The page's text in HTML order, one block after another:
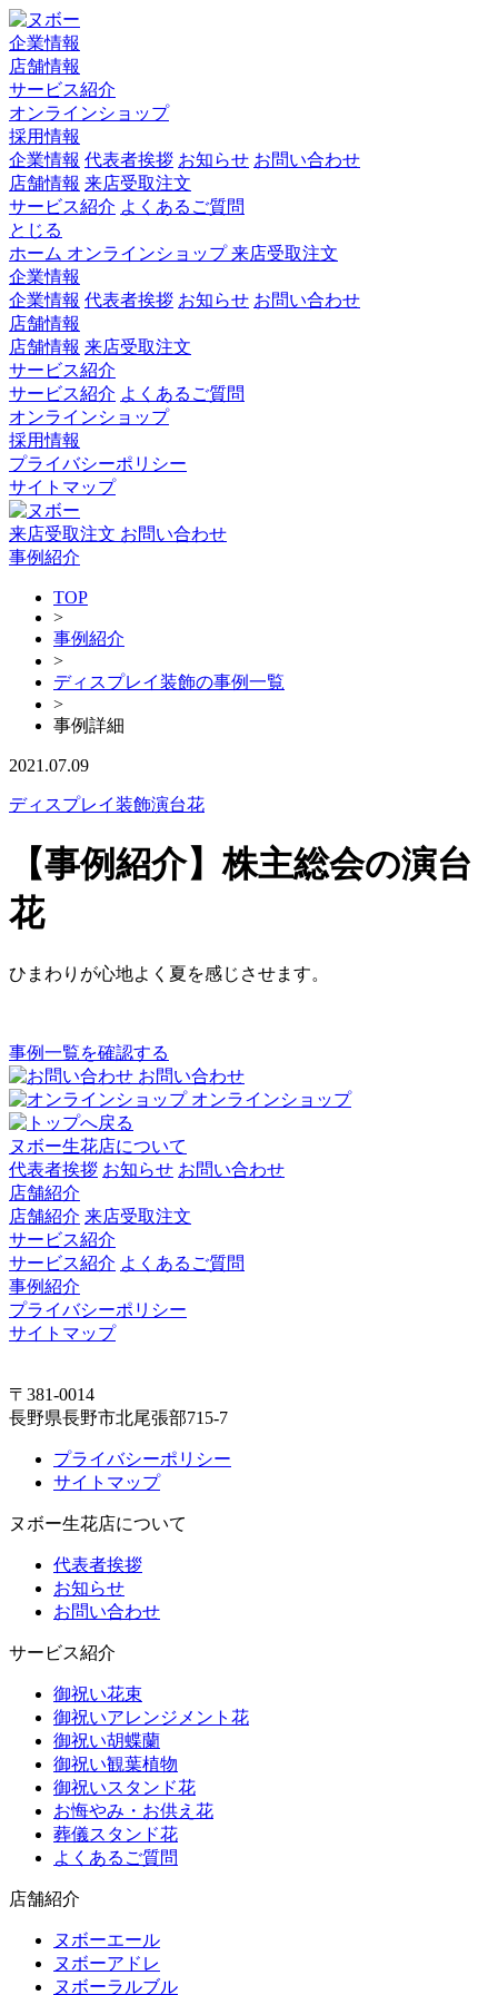
企業情報
店舗情報
サービス紹介
オンラインショップ
採用情報
企業情報 代表者挨拶 お知らせ お問い合わせ
店舗情報 来店受取注文
サービス紹介 よくあるご質問
とじる
ホーム オンラインショップ来店受取注文
企業情報
企業情報 代表者挨拶 お知らせ お問い合わせ
店舗情報
店舗情報 来店受取注文
サービス紹介
サービス紹介 よくあるご質問
オンラインショップ
採用情報
プライバシーポリシー
サイトマップ
来店受取注文 お問い合わせ
事例紹介
TOP
>
事例紹介
>
ディスプレイ装飾の事例一覧
>
事例詳細
2021.07.09
ディスプレイ装飾演台花
【事例紹介】株主総会の演台
花
ひまわりが心地よく夏を感じさせます。
事例一覧を確認する
お問い合わせ
オンラインショップ
ヌボー生花店について
代表者挨拶 お知らせ お問い合わせ
店舗紹介
店舗紹介 来店受取注文
サービス紹介
サービス紹介 よくあるご質問
事例紹介
プライバシーポリシー
サイトマップ
〒381-0014
長野県長野市北尾張部715-7
プライバシーポリシー
サイトマップ
ヌボー生花店について
代表者挨拶
お知らせ
お問い合わせ
サービス紹介
御祝い花束
御祝いアレンジメント花
御祝い胡蝶蘭
御祝い観葉植物
御祝いスタンド花
お悔やみ・お供え花
葬儀スタンド花
よくあるご質問
店舗紹介
ヌボーエール
ヌボーアドレ
ヌボーラルブル